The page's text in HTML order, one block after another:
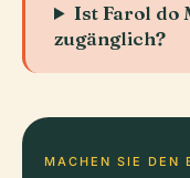
Ist Farol do
zugänglich?
MACHEN SIE DEN